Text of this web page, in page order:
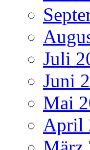
Juli
Juni
Mai
April